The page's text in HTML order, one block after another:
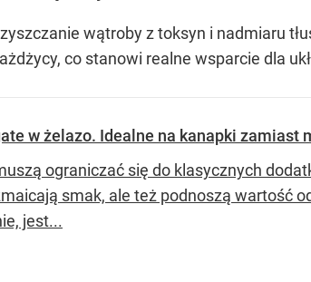
wątroby z toksyn i nadmiaru
co stanowi realne wsparcie dla
w żelazo. Idealne na kanapki zamiast
ograniczać się do klasycznych
smak, ale też podnoszą wartość
jest...